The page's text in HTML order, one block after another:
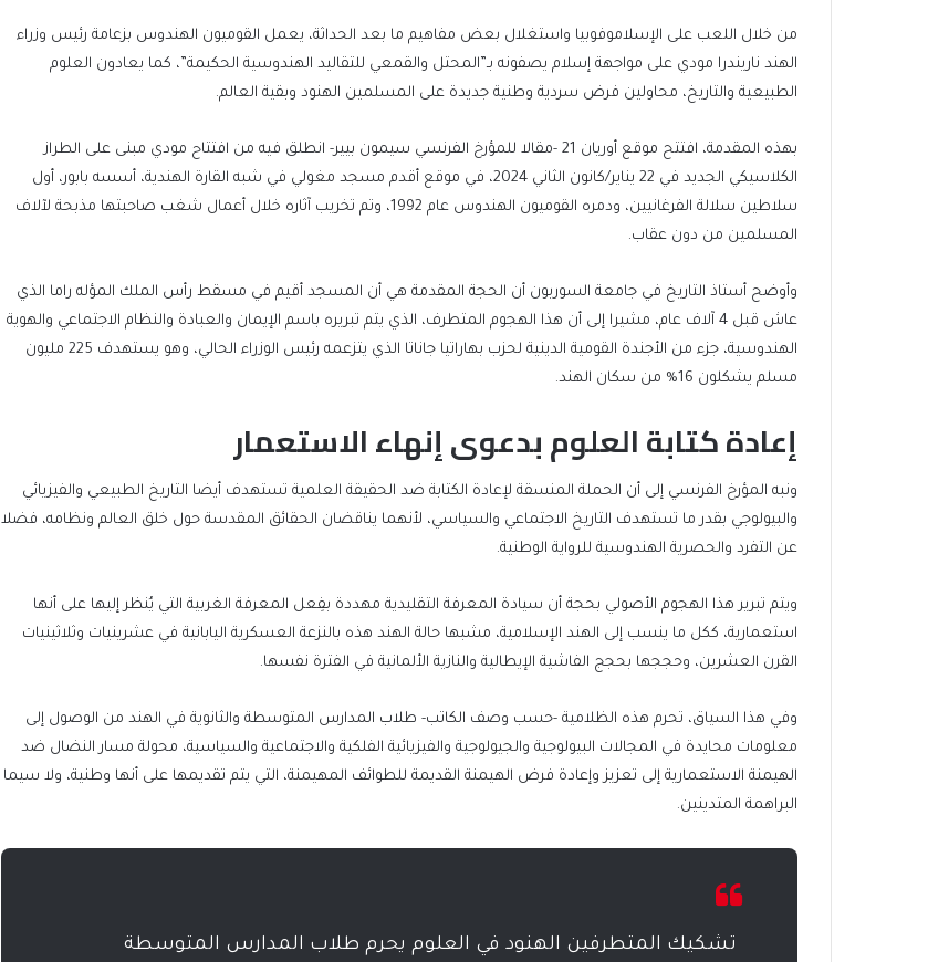
من خلال اللعب على الإسلاموفوبيا واستغلال بعض مفاهيم ما بعد الحداثة، يعمل القوميون الهندوس بزعامة رئيس وزراء
الهند ناريندرا مودي على مواجهة إسلام يصفونه بـ”المحتل والقمعي للتقاليد الهندوسية الحكيمة”، كما يعادون العلوم
الطبيعية والتاريخ، محاولين فرض سردية وطنية جديدة على المسلمين الهنود وبقية العالم.
بهذه المقدمة، افتتح موقع أوريان 21 -مقالا للمؤرخ الفرنسي سيمون بيير- انطلق فيه من افتتاح مودي مبنى على الطراز
الكلاسيكي الجديد في 22 يناير/كانون الثاني 2024، في موقع أقدم مسجد مغولي في شبه القارة الهندية، أسسه بابور، أول
سلاطين سلالة الفرغانيين، ودمره القوميون الهندوس عام 1992، وتم تخريب آثاره خلال أعمال شغب صاحبتها مذبحة لآلاف
المسلمين من دون عقاب.
وأوضح أستاذ التاريخ في جامعة السوربون أن الحجة المقدمة هي أن المسجد أقيم في مسقط رأس الملك المؤله راما الذي
عاش قبل 4 آلاف عام، مشيرا إلى أن هذا الهجوم المتطرف، الذي يتم تبريره باسم الإيمان والعبادة والنظام الاجتماعي والهوية
الهندوسية، جزء من الأجندة القومية الدينية لحزب بهاراتيا جاناتا الذي يتزعمه رئيس الوزراء الحالي، وهو يستهدف 225 مليون
مسلم يشكلون 16% من سكان الهند.
إعادة كتابة العلوم بدعوى إنهاء الاستعمار
ونبه المؤرخ الفرنسي إلى أن الحملة المنسقة لإعادة الكتابة ضد الحقيقة العلمية تستهدف أيضا التاريخ الطبيعي والفيزيائي
والبيولوجي بقدر ما تستهدف التاريخ الاجتماعي والسياسي، لأنهما يناقضان الحقائق المقدسة حول خلق العالم ونظامه، فضلا
عن التفرد والحصرية الهندوسية للرواية الوطنية.
ويتم تبرير هذا الهجوم الأصولي بحجة أن سيادة المعرفة التقليدية مهددة بفِعل المعرفة الغربية التي يُنظر إليها على أنها
استعمارية، ككل ما ينسب إلى الهند الإسلامية، مشبها حالة الهند هذه بالنزعة العسكرية اليابانية في عشرينيات وثلاثينيات
القرن العشرين، وحججها بحجج الفاشية الإيطالية والنازية الألمانية في الفترة نفسها.
وفي هذا السياق، تحرم هذه الظلامية -حسب وصف الكاتب- طلاب المدارس المتوسطة والثانوية في الهند من الوصول إلى
معلومات محايدة في المجالات البيولوجية والجيولوجية والفيزيائية الفلكية والاجتماعية والسياسية، محولة مسار النضال ضد
الهيمنة الاستعمارية إلى تعزيز وإعادة فرض الهيمنة القديمة للطوائف المهيمنة، التي يتم تقديمها على أنها وطنية، ولا سيما
البراهمة المتدينين.
تشكيك المتطرفين الهنود في العلوم يحرم طلاب المدارس المتوسطة